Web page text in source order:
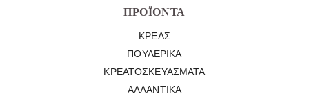
ΠΡΟΪΌΝΤΑ
ΚΡΈΑΣ
ΠΟΥΛΕΡΙΚΆ
ΚΡΕΑΤΟΣΚΕΥΆΣΜΑΤΑ
ΑΛΛΑΝΤΙΚΆ